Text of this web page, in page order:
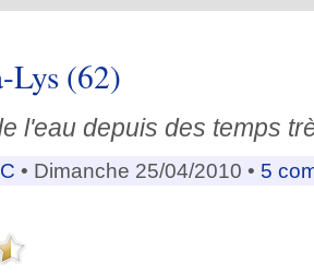
Lys (62)
l'eau depuis des temps
• Dimanche 25/04/2010 • 5